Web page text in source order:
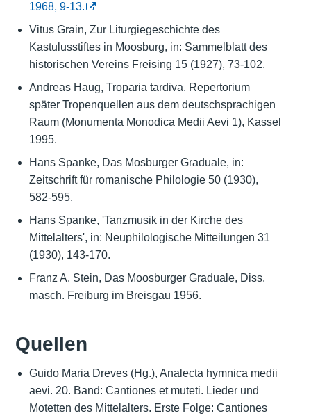
1968, 9-13.
Vitus Grain, Zur Liturgiegeschichte des
Kastulusstiftes in Moosburg, in: Sammelblatt des
historischen Vereins Freising 15 (1927), 73-102.
Andreas Haug, Troparia tardiva. Repertorium
später Tropenquellen aus dem deutschsprachigen
Raum (Monumenta Monodica Medii Aevi 1), Kassel
1995.
Hans Spanke, Das Mosburger Graduale, in:
Zeitschrift für romanische Philologie 50 (1930),
582-595.
Hans Spanke, 'Tanzmusik in der Kirche des
Mittelalters', in: Neuphilologische Mitteilungen 31
(1930), 143-170.
Franz A. Stein, Das Moosburger Graduale, Diss.
masch. Freiburg im Breisgau 1956.
Quellen
Guido Maria Dreves (Hg.), Analecta hymnica medii
aevi. 20. Band: Cantiones et muteti. Lieder und
Motetten des Mittelalters. Erste Folge: Cantiones